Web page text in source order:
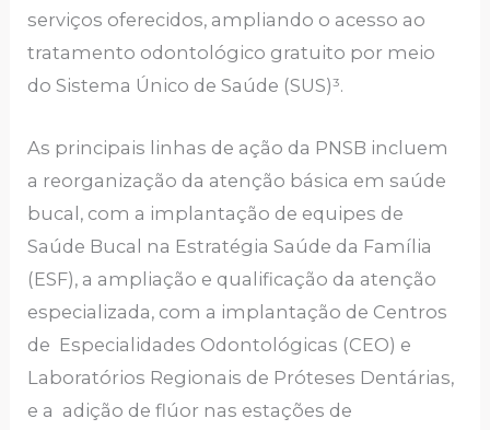
serviços oferecidos, ampliando o acesso ao
tratamento odontológico gratuito por meio
do Sistema Único de Saúde (SUS)³.
As principais linhas de ação da PNSB incluem
a reorganização da atenção básica em saúde
bucal, com a implantação de equipes de
Saúde Bucal na Estratégia Saúde da Família
(ESF), a ampliação e qualificação da atenção
especializada, com a implantação de Centros
de Especialidades Odontológicas (CEO) e
Laboratórios Regionais de Próteses Dentárias,
e a adição de flúor nas estações de